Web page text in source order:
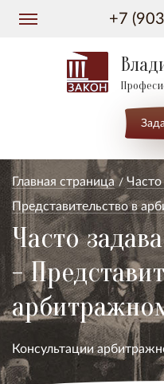
+7
Главная страница
Представительство в
Часто
-
Консультации